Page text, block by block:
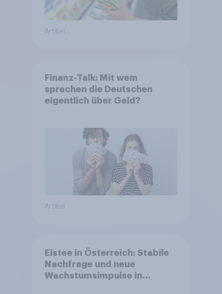
Artikel
Finanz-Talk: Mit wem
sprechen die Deutschen
eigentlich über Geld?
Artikel
Eistee in Österreich: Stabile
Nachfrage und neue
Wachstumsimpulse in